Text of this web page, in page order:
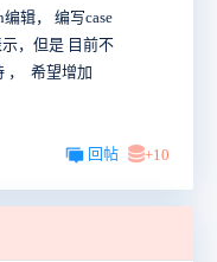
辑， 编写case
，但是 目前不
， 希望增加
回帖 +10